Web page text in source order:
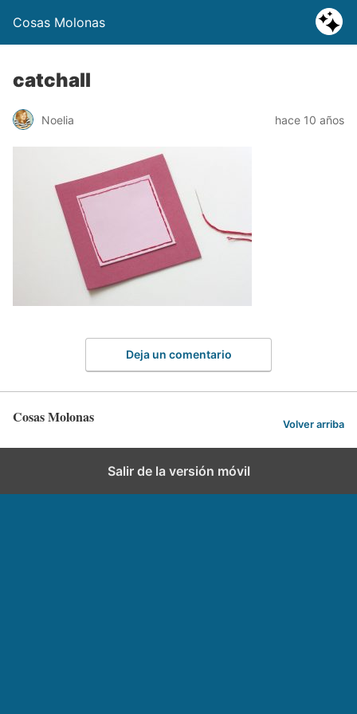
Cosas Molonas
catchall
Noelia hace 10 años
Deja un comentario
Cosas Molonas Volver arriba
Salir de la versión móvil